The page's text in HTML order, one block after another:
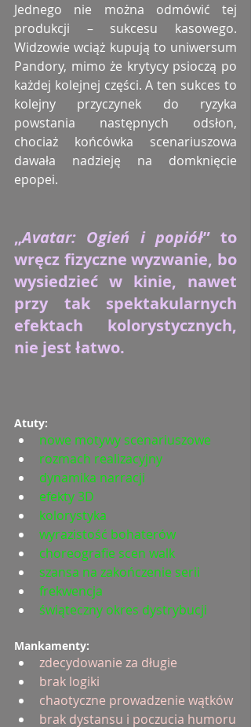
Jednego nie można odmówić tej
produkcji – sukcesu kasowego.
Widzowie wciąż kupują to uniwersum
Pandory, mimo że krytycy psioczą po
każdej kolejnej części. A ten sukces to
kolejny przyczynek do ryzyka
powstania następnych odsłon,
chociaż końcówka scenariuszowa
dawała nadzieję na domknięcie
epopei.
„Avatar: Ogień i popiół” to
wręcz fizyczne wyzwanie, bo
wysiedzieć w kinie, nawet
przy tak spektakularnych
efektach kolorystycznych,
nie jest łatwo.
Atuty:
nowe motywy scenariuszowe
rozmach realizacyjny
dynamika narracji
efekty 3D
kolorystyka
wyrazistość bohaterów
choreografie scen walk
szansa na zakończenie serii
frekwencja
świąteczny okres dystrybucji
Mankamenty:
zdecydowanie za długie
brak logiki
chaotyczne prowadzenie wątków
brak dystansu i poczucia humoru